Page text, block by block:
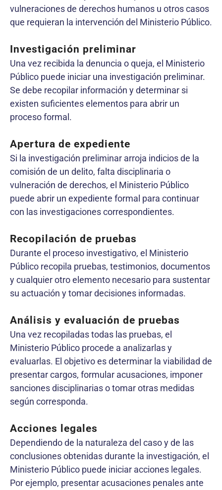
vulneraciones de derechos humanos u otros casos
que requieran la intervención del Ministerio Público.
Investigación preliminar
Una vez recibida la denuncia o queja, el Ministerio
Público puede iniciar una investigación preliminar.
Se debe recopilar información y determinar si
existen suficientes elementos para abrir un
proceso formal.
Apertura de expediente
Si la investigación preliminar arroja indicios de la
comisión de un delito, falta disciplinaria o
vulneración de derechos, el Ministerio Público
puede abrir un expediente formal para continuar
con las investigaciones correspondientes.
Recopilación de pruebas
Durante el proceso investigativo, el Ministerio
Público recopila pruebas, testimonios, documentos
y cualquier otro elemento necesario para sustentar
su actuación y tomar decisiones informadas.
Análisis y evaluación de pruebas
Una vez recopiladas todas las pruebas, el
Ministerio Público procede a analizarlas y
evaluarlas. El objetivo es determinar la viabilidad de
presentar cargos, formular acusaciones, imponer
sanciones disciplinarias o tomar otras medidas
según corresponda.
Acciones legales
Dependiendo de la naturaleza del caso y de las
conclusiones obtenidas durante la investigación, el
Ministerio Público puede iniciar acciones legales.
Por ejemplo, presentar acusaciones penales ante